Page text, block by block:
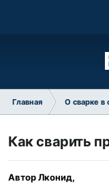
Главная О сварке
Как сварить
АвторЛконид,